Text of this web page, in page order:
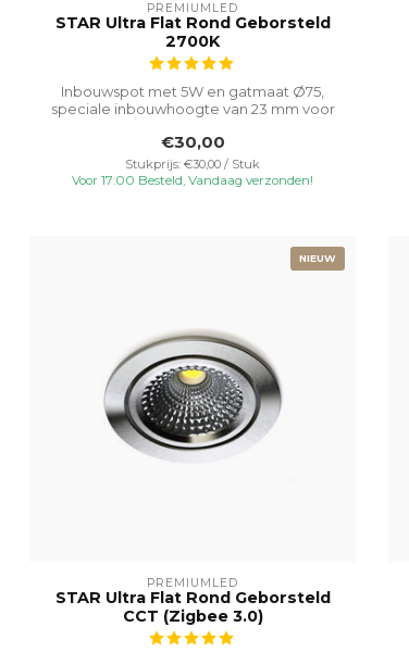
PREMIUMLED
STAR Ultra Flat Rond Geborsteld
2700K
Inbouwspot met 5W en gatmaat Ø75,
speciale inbouwhoogte van 23 mm voor
€30,00
Stukprijs: €30,00 / Stuk
Voor 17:00 Besteld, Vandaag verzonden!
NIEUW
PREMIUMLED
STAR Ultra Flat Rond Geborsteld
CCT (Zigbee 3.0)